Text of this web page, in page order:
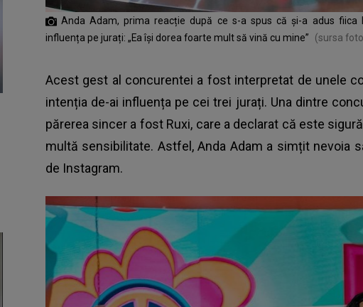
Anda Adam, prima reacție după ce s-a spus că și-a adus fiica
influența pe jurați: „Ea își dorea foarte mult să vină cu mine”
(sursa
Acest gest al concurentei a fost interpretat de unele
intenția de-ai influența pe cei trei jurați. Una dintre
părerea sincer a fost Ruxi, care a declarat că este
multă sensibilitate. Astfel, Anda Adam a simțit nevoia
de Instagram.